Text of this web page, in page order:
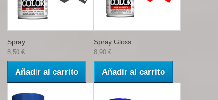
Spray...
8,50 €
Añadir al carrito
Spray Gloss...
8,90 €
Añadir al carrito